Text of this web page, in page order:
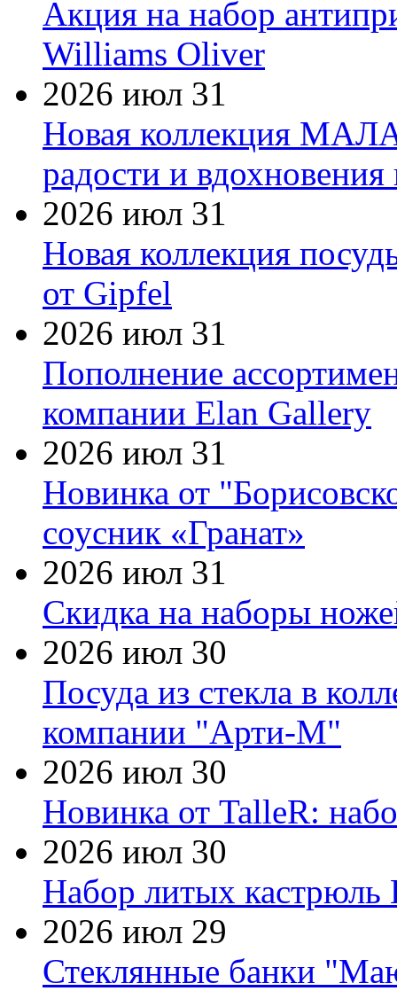
Акция на набор
Williams Oliver
2026 июл 31
Новая коллекция
радости и
2026 июл 31
Новая коллекция
от Gipfel
2026 июл 31
Пополнение
компании Elan Gallery
2026 июл 31
Новинка от
соусник «Гранат»
2026 июл 31
Скидка на наборы
2026 июл 30
Посуда из стекла в
компании "Арти-М"
2026 июл 30
Новинка от TalleR:
2026 июл 30
Набор литых кастрюль
2026 июл 29
Стеклянные банки